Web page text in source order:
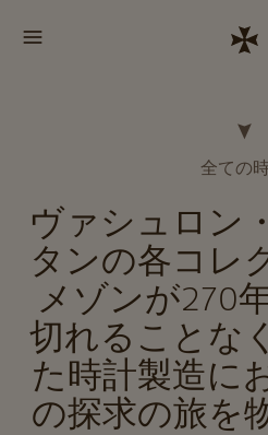
全ての
ヴァシュロン
タンの各コレ
メゾンが270
切れることな
た時計製造に
の探求の旅を